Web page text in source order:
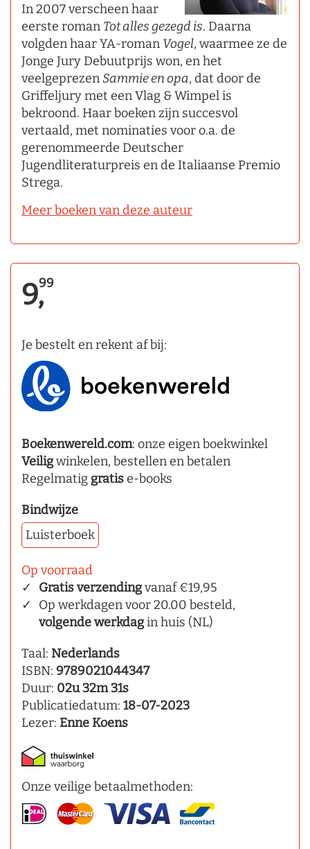
In 2007 verscheen haar
eerste roman Tot alles gezegd is. Daarna
volgden haar YA-roman Vogel, waarmee ze de
Jonge Jury Debuutprijs won, en het
veelgeprezenSammie en opa, dat door de
Griffeljury met een Vlag & Wimpel is
bekroond. Haar boeken zijn succesvol
vertaald, met nominaties voor o.a. de
gerenommeerde Deutscher
Jugendliteraturpreis en de Italiaanse Premio
Strega.
Meer boeken van deze auteur
9,99
Je bestelt en rekent af bij:
Boekenwereld.com: onze eigen boekwinkel
Veiligwinkelen, bestellen en betalen
Regelmatig gratise-books
Bindwijze
Luisterboek
Op voorraad
Gratis verzendingvanaf €19,95
Op werkdagen voor 20.00 besteld,
volgende werkdagin huis (NL)
Taal: Nederlands
ISBN: 9789021044347
Duur: 02u 32m 31s
Publicatiedatum: 18-07-2023
Lezer: Enne Koens
Onze veilige betaalmethoden: